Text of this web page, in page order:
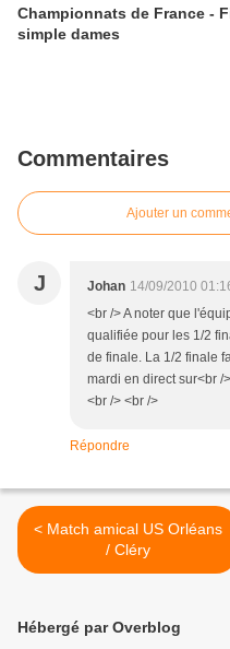
Championnats de France -
simple dames
Commentaires
Ajouter un
J Johan 14/09/2010
<br /> A noter que
qualifiée pour les 1/2
de finale. La 1/2 finale
mardi en direct sur<br /
<br /> <br />
Répondre
< Match amical US Orléans
/ Cléry
Hébergé par Overblog